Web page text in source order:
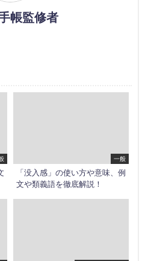
帳監修者
一般
「没入感」の使い方や意味、例
文や類義語を徹底解説！